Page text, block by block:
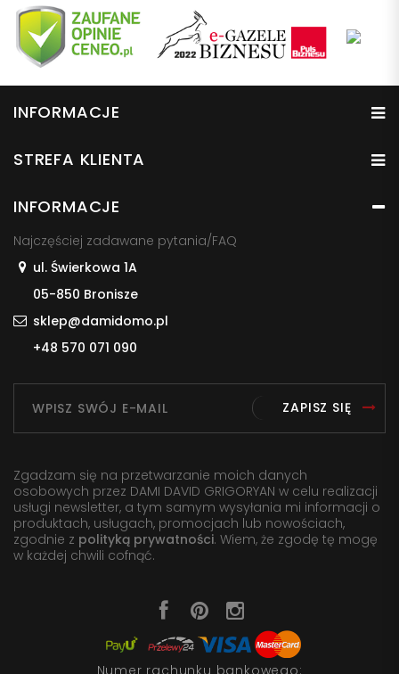
INFORMACJE
STREFA KLIENTA
INFORMACJE
Najczęściej zadawane pytania/FAQ
ul. Świerkowa 1A
05-850 Bronisze
sklep@damidomo.pl
+48 570 071 090
ZAPISZ SIĘ
Zgadzam się na przetwarzanie moich danych
osobowych przez DAMI DAVID GRIGORYAN w celu realizacji
usługi newsletter, a tym samym wysyłania mi informacji o
produktach, usługach, promocjach lub nowościach,
zgodnie z polityką prywatności. Wiem, że zgodę tę mogę
w każdej chwili cofnąć.
Numer rachunku bankowego: